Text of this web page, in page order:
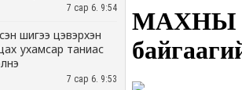
7 сар 6. 9:54
шигээ цэвэрхэн
ухамсар таниас
7 сар 6. 9:53